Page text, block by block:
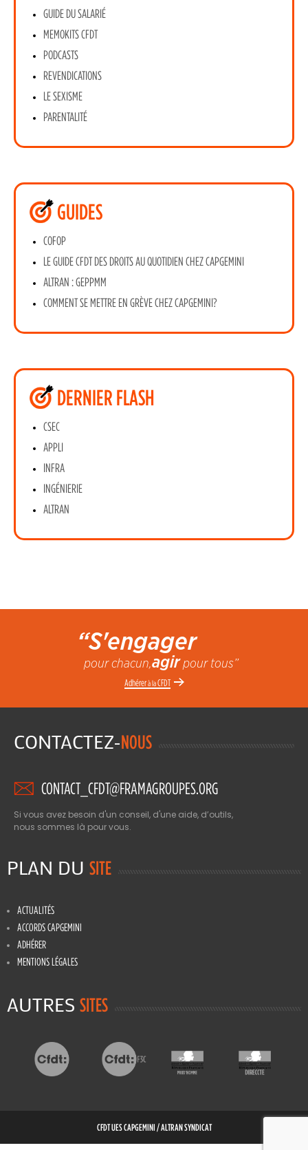
GUIDE DU SALARIÉ
MEMOKITS CFDT
PODCASTS
REVENDICATIONS
LE SEXISME
PARENTALITÉ
GUIDES
COFOP
LE GUIDE CFDT DES DROITS AU QUOTIDIEN CHEZ CAPGEMINI
ALTRAN : GEPPMM
COMMENT SE METTRE EN GRÈVE CHEZ CAPGEMINI?
DERNIER FLASH
CSEC
APPLI
INFRA
INGÉNIERIE
ALTRAN
“S'engager
pour chacun,agirpour tous”
Adhérerà laCFDT
CONTACTEZ-NOUS
CONTACT_CFDT@FRAMAGROUPES.ORG
Si vous avez besoin d'un conseil, d'une aide, d’outils,
nous sommes là pour vous.
PLAN DU SITE
ACTUALITÉS
ACCORDS CAPGEMINI
ADHÉRER
MENTIONS LÉGALES
AUTRES SITES
CFDT UES CAPGEMINI / ALTRAN SYNDICAT